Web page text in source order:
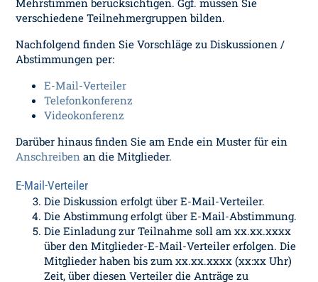
Mehrstimmen berücksichtigen. Ggf. müssen Sie
verschiedene Teilnehmergruppen bilden.
Nachfolgend finden Sie Vorschläge zu Diskussionen /
Abstimmungen per:
E-Mail-Verteiler
Telefonkonferenz
Videokonferenz
Darüber hinaus finden Sie am Ende ein Muster für ein
Anschreiben an die Mitglieder.
E-Mail-Verteiler
Die Diskussion erfolgt über E-Mail-Verteiler.
Die Abstimmung erfolgt über E-Mail-Abstimmung.
Die Einladung zur Teilnahme soll am xx.xx.xxxx
über den Mitglieder-E-Mail-Verteiler erfolgen. Die
Mitglieder haben bis zum xx.xx.xxxx (xx:xx Uhr)
Zeit, über diesen Verteiler die Anträge zu